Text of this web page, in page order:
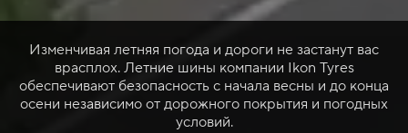
Изменчивая летняя погода и дороги не застанут вас
врасплох. Летние шины компании Ikon Tyres
обеспечивают безопасность с начала весны и до конца
осени независимо от дорожного покрытия и погодных
условий.